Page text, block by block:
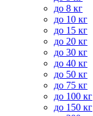
до 8 кг
до 10 кг
до 15 кг
до 20 кг
до 30 кг
до 40 кг
до 50 кг
до 75 кг
до 100 кг
до 150 кг